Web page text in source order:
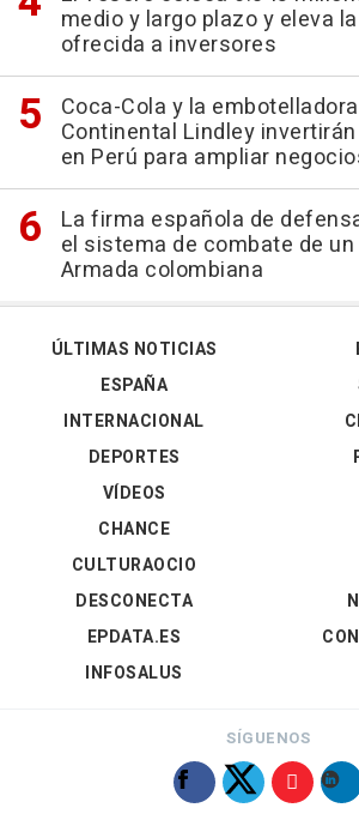
medio y largo plazo y eleva
ofrecida a inversores
Coca-Cola y la
Continental Lindley
en Perú para ampliar
La firma española de
el sistema de combate de
Armada colombiana
ÚLTIMAS NOTICIAS
ESPAÑA
INTERNACIONAL
DEPORTES
VÍDEOS
CHANCE
CULTURAOCIO
DESCONECTA
EPDATA.ES
INFOSALUS
SÍGUENOS